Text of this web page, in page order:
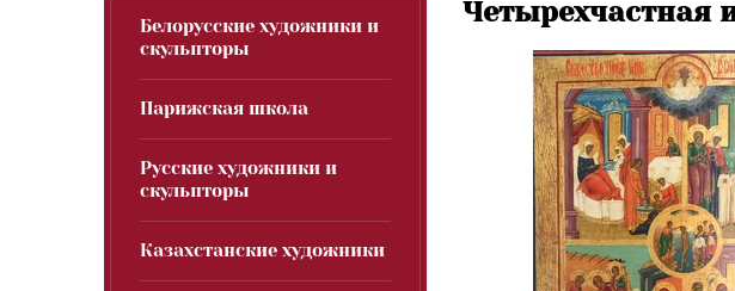
Белорусские художники и
скульпторы
Парижская школа
Русские художники и
скульпторы
Казахстанские художники
Четырехчастная